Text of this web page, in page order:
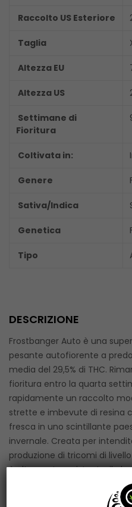
Raccolto US Esteriore
Taglia
Altezza EU
Altezza US
Settimane di
Fioritura
Coltivata in:
Genere
Sativa/Indica
Genetica
Tipo
DESCRIZIONE
Frostbanger Auto è una
pesante autofiorente a
media del 29,5% di THC.
fioritura entro la quarta
rapidamente un raccolto
strette e imbevute di resina
fresca in uno scintillante
invernale. Creata per
produzione di tricomi di
è altamente resistente, il
coltivare sia che tu sia alle
di erba o abbia anni di